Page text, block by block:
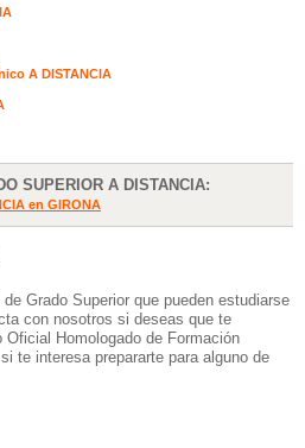
A DISTANCIA
SUPERIOR A DISTANCIA:
en GIRONA
Grado Superior que pueden estudiarse
con nosotros si deseas que te
Homologado de Formación
te interesa prepararte para alguno de